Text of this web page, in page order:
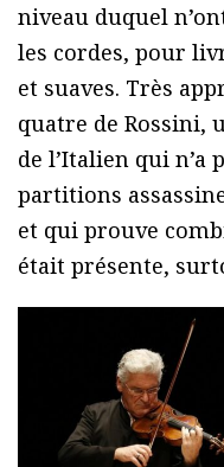
niveau duquel
les cordes, pour
et suaves. Très
quatre de Rossini,
de l’Italien qui n’a
partitions
et qui prouve
était présente,